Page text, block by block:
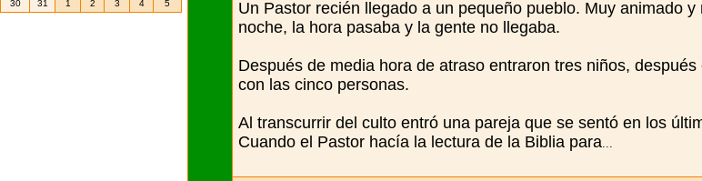
Un Pastor recién llegado a un pequeño pueblo. Muy animado
noche, la hora pasaba y la gente no llegaba.
Después de media hora de atraso entraron tres niños,
con las cinco personas.
Al transcurrir del culto entró una pareja que se sentó en los
Cuando el Pastor hacía la lectura de la Biblia para
30
31 1 2 3 4 5